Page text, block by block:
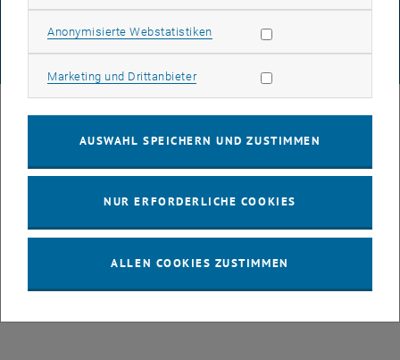
COOKIEEINSTELLUNGEN
Anonymisierte WebstatistikenStatistik Cookies zulassen
Marketing und DrittanbieterMarketing Cookies zulassen
AUSWAHL SPEICHERN UND ZUSTIMMEN
NUR ERFORDERLICHE COOKIES
ALLEN COOKIES ZUSTIMMEN